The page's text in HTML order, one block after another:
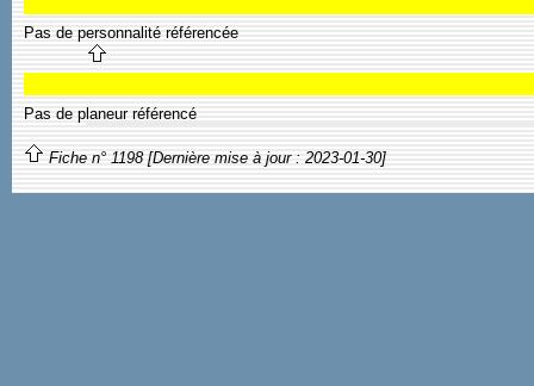
Pas de personnalité référencée
Pas de planeur référencé
Fiche n° 1198 [Dernière mise à jour : 2023-01-30]